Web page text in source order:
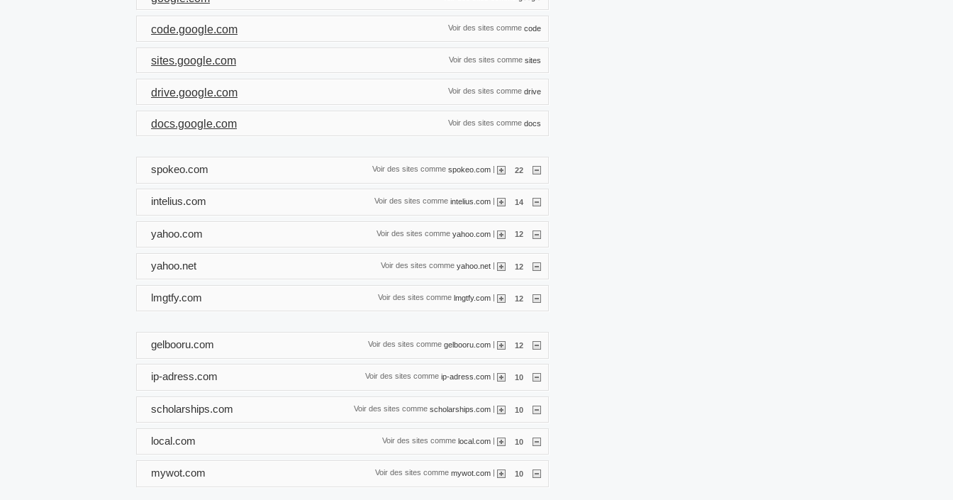
Voir des sites comme code
code.google.com
Voir des sites comme sites
sites.google.com
Voir des sites comme drive
drive.google.com
Voir des sites comme docs
docs.google.com
Voir des sites comme spokeo.com | 22
spokeo.com
Voir des sites comme intelius.com 14
intelius.com
Voir des sites comme yahoo.com | 12
yahoo.com
Voir des sites comme yahoo.net | 12
yahoo.net
Voir des sites comme lmgtfy.com | 12
lmgtfy.com
Voir des sites comme gelbooru.com 12
gelbooru.com
Voir des sites comme ip-adress.com 10
ip-adress.com
Voir des sites comme scholarships.com | 10
scholarships.com
Voir des sites comme local.com | 10
local.com
Voir des sites comme mywot.com | 10
mywot.com